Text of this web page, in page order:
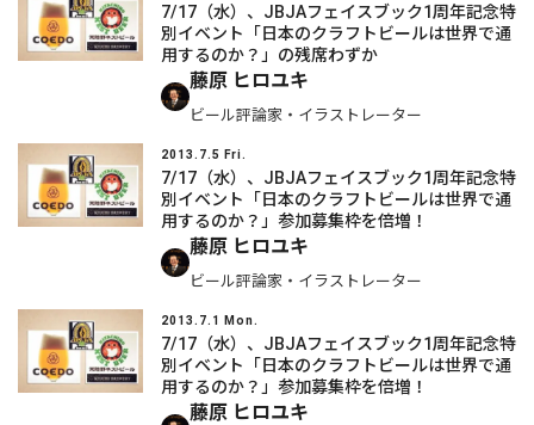
7/17（水）、JBJAフェイスブック1周年記念特
別イベント「日本のクラフトビールは世界で通
用するのか？」の残席わずか
藤原 ヒロユキ
ビール評論家・イラストレーター
2013.7.5 Fri.
7/17（水）、JBJAフェイスブック1周年記念特
別イベント「日本のクラフトビールは世界で通
用するのか？」参加募集枠を倍増！
藤原 ヒロユキ
ビール評論家・イラストレーター
2013.7.1 Mon.
7/17（水）、JBJAフェイスブック1周年記念特
別イベント「日本のクラフトビールは世界で通
用するのか？」参加募集枠を倍増！
藤原 ヒロユキ